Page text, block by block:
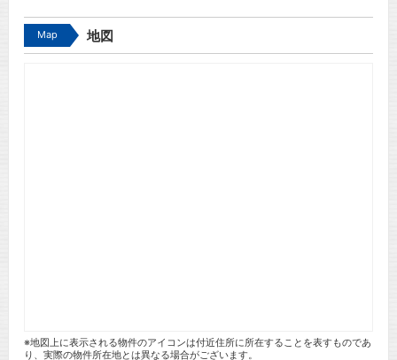
Map 地図
※地図上に表示される物件のアイコンは付近住所に所在することを表すものであ
り、実際の物件所在地とは異なる場合がございます。